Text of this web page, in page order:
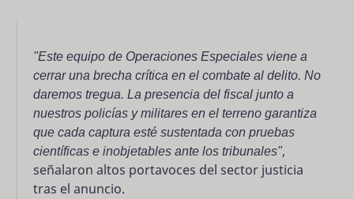
"Este equipo de Operaciones Especiales viene a
cerrar una brecha crítica en el combate al delito. No
daremos tregua. La presencia del fiscal junto a
nuestros policías y militares en el terreno garantiza
que cada captura esté sustentada con pruebas
científicas e inobjetables ante los tribunales",
señalaron altos portavoces del sector justicia
tras el anuncio.